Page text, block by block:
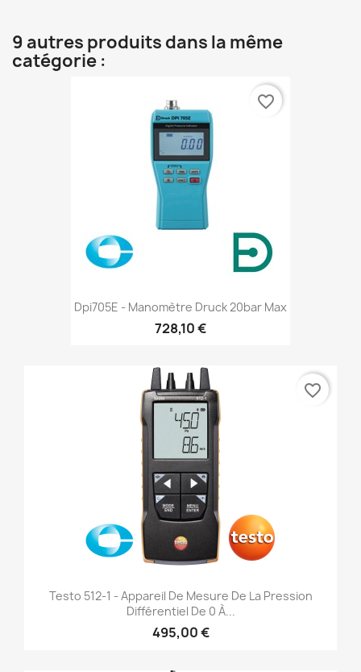
9 autres produits dans la même
catégorie :
Dpi705E - Manomètre Druck 20bar Max
728,10 €
favorite_border
Testo 512-1 - Appareil De Mesure De La Pression
Différentiel De 0 À...
495,00 €
favorite_border